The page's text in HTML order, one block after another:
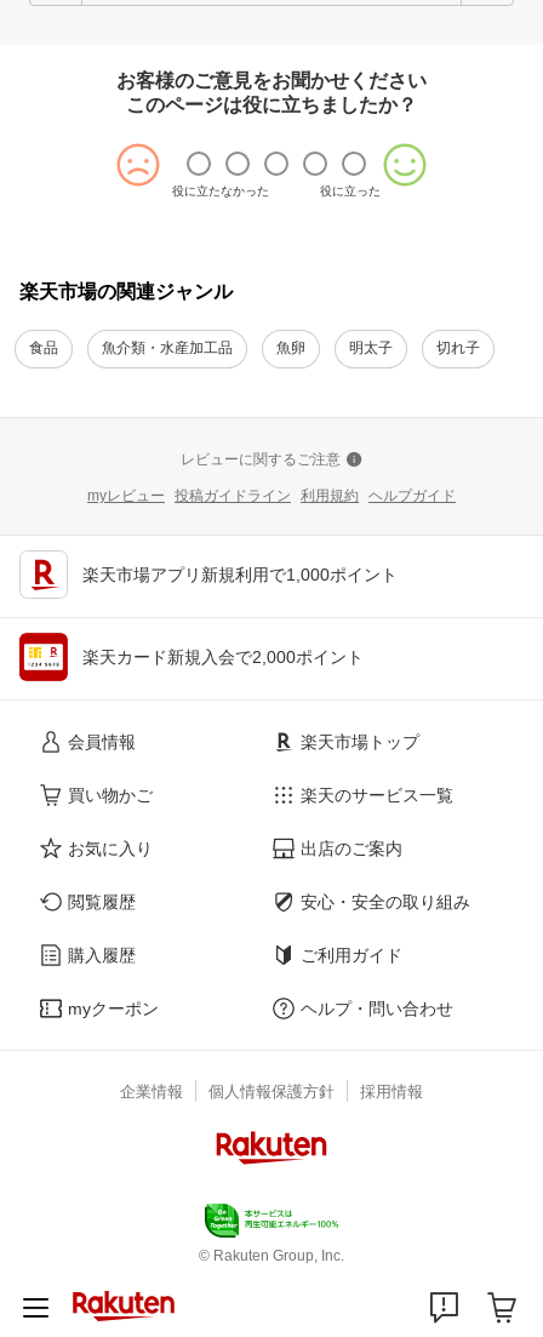
お客様のご意見をお聞かせください
このページは役に立ちましたか？
役に立たなかった 役に立った
楽天市場の関連ジャンル
食品 魚介類・水産加工品 魚卵 明太子 切れ子
レビューに関するご注意
myレビュー 投稿ガイドライン 利用規約 ヘルプガイド
楽天市場アプリ新規利用で1,000ポイント
楽天カード新規入会で2,000ポイント
会員情報
買い物かご
お気に入り
閲覧履歴
購入履歴
myクーポン
楽天市場トップ
楽天のサービス一覧
出店のご案内
安心・安全の取り組み
ご利用ガイド
ヘルプ・問い合わせ
企業情報 個人情報保護方針 採用情報
© Rakuten Group, Inc.